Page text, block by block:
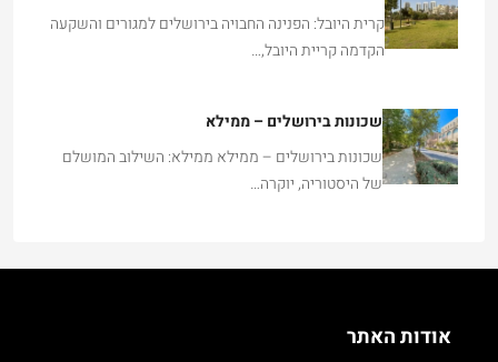
קרית היובל: הפנינה החבויה בירושלים למגורים והשקעה
הקדמה קריית היובל,…
שכונות בירושלים – ממילא
שכונות בירושלים – ממילא ממילא: השילוב המושלם
של היסטוריה, יוקרה…
אודות האתר